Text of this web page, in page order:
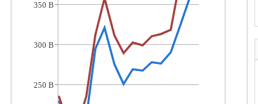
350 B
300 B
250 B